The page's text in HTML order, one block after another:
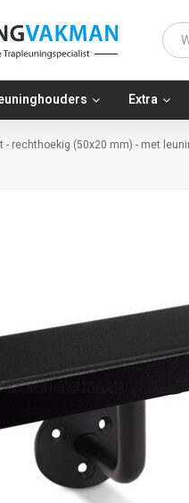
Extra
- rechthoekig (50x20 mm) - met